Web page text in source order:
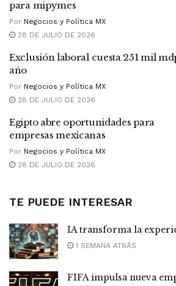
para mipymes
Por Negocios y Política MX
28 DE JULIO DE 2026
Exclusión laboral cuesta 251 mil
año
Por Negocios y Política MX
28 DE JULIO DE 2026
Egipto abre oportunidades para
empresas mexicanas
Por Negocios y Política MX
28 DE JULIO DE 2026
TE PUEDE INTERESAR
IA transforma la
1 SEMANA ATRÁS
FIFA impulsa nueva